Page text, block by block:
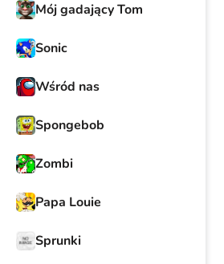
Mój gadający Tom
Sonic
Wśród nas
Spongebob
Zombi
Papa Louie
Sprunki